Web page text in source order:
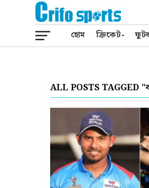
হোম ক্রিকেট
ALL POSTS TAGGED